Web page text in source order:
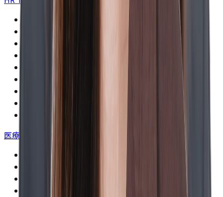
Indeed（インディード）運用代行・ 代理店事業
スタンバイ運用代行事業
採用管理ツール事業（rakusai）
AI面接事業（HRmax）
営業代行事業
医療事業
ベトナム（ホーチミン・ハノイ）クリニック
アメリカ（ニューヨーク）クリニック
インドネシア（ジャカルタ）クリニック